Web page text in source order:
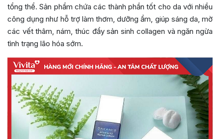
tổng thể. Sản phẩm chứa các thành phần tốt cho da với nhiều
công dụng như hỗ trợ làm thơm, dưỡng ẩm, giúp sáng da, mờ
các vết thâm, nám, thúc đẩy sản sinh collagen và ngăn ngừa
tình trạng lão hóa sớm.